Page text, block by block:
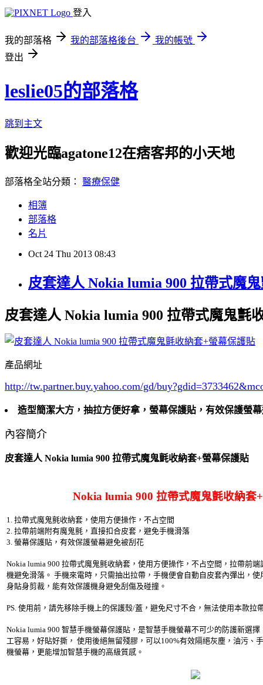
登入
我的部落格 我的部落格後台
我的帳號
登出
leslie05的部落格
跳到主文
歡迎光臨agatone12在痞客邦的小天地
部落格全站分類： 醫療保健
相簿
部落格
名片
Oct 24 Thu 2013 08:43
皮套達人 Nokia lumia 900 拉帶式魔
皮套達人 Nokia lumia 900 拉帶式魔鬼氈
產品網址
http://tw.partner.buy.yahoo.com/gd/buy?gdid=3733462
造型簡潔大方，抽拉方便好拿，螢幕保護貼，有效保護螢
內容簡介
皮套達人 Nokia lumia 900 拉帶式魔鬼氈收納套+螢幕保護貼
Nokia lumia 900 拉帶式魔鬼氈收納套
1. 拉帶式魔鬼氈收納套，使用方便操作，不占空間
2. 拉帶前端附有魔鬼氈，直接扣合皮套，避免手機滑落
3. 螢幕保護貼，有效保護螢幕避免被刮花
Nokia lumia 900 拉帶式魔鬼氈收納套，使用方便操作，不占空間，拉帶前
機避免滑落。 手機來電時，只需抽出拉帶，手機便會自動自皮套內彈出，
身貼身剪裁，能有效保護機身避免刮傷及碰撞。
PS. 使用前，請先移除手機上的保護殼/蓋，避免尺寸不合，無法使用本款拉
Nokia lumia 900 智慧手機螢幕保護貼，是智慧手機螢幕不可少的防護新選
工容易，好貼好撕， 使用後絕無留殘膠，可以100%有效隔絕灰塵，油污、
機螢幕，更能增加智慧手機的高級質感。